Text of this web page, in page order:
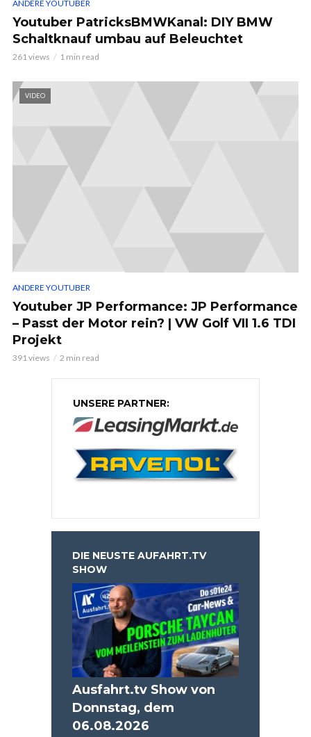
ANDERE YOUTUBER
Youtuber PatricksBMWKanal: DIY BMW
Schaltknauf umbau auf Beleuchtet
261 views 1 min read
VIDEO
ANDERE YOUTUBER
Youtuber JP Performance: JP Performance
– Passt der Motor rein? | VW Golf VII 1.6 TDI
Projekt
391 views 2 min read
UNSERE PARTNER:
DIE NEUSTE AUFAHRT.TV
SHOW
Ausfahrt.tv Show von
Donnstag, dem
06.08.2026